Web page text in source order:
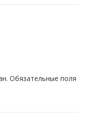
Обязательные поля